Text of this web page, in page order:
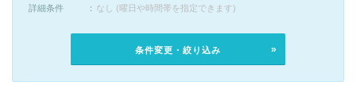
詳細条件
なし (曜日や時間帯を指定できます)
条件変更・絞り込み